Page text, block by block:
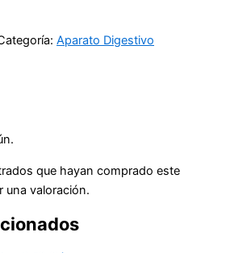
Aparato Digestivo
que hayan comprado este
una valoración.